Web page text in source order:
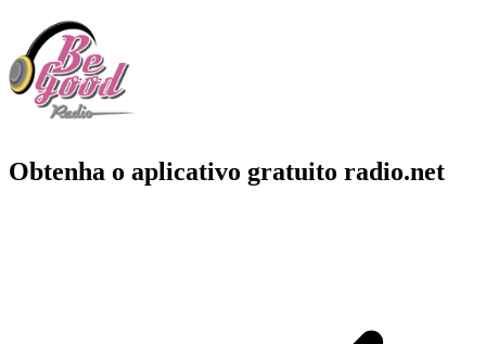
Obtenha o aplicativo gratuito radio.net